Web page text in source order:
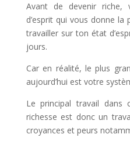
Avant de devenir riche,
d’esprit qui vous donne la
travailler sur ton état
jours.
Car en réalité, le plus
aujourd’hui est votre
Le principal travail dans
richesse est donc un
croyances et peurs